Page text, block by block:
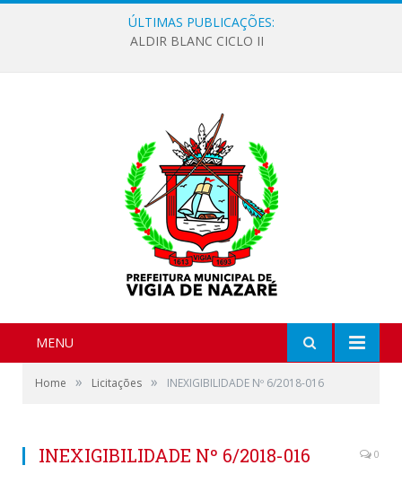
ÚLTIMAS PUBLICAÇÕES:
ALDIR BLANC CICLO II
MENU
Home » Licitações » INEXIGIBILIDADE Nº 6/2018-016
INEXIGIBILIDADE Nº 6/2018-016 0